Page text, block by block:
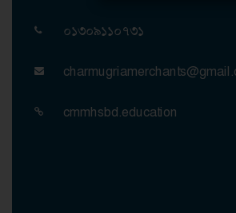
০১৩০৯১১০৭৩১
cmmhsbd.education